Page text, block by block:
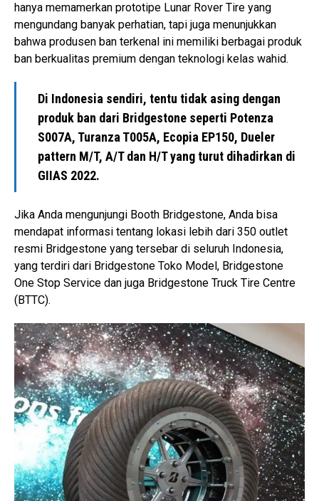
hanya memamerkan prototipe Lunar Rover Tire yang
mengundang banyak perhatian, tapi juga menunjukkan
bahwa produsen ban terkenal ini memiliki berbagai produk
ban berkualitas premium dengan teknologi kelas wahid.
Di Indonesia sendiri, tentu tidak asing dengan
produk ban dari Bridgestone seperti Potenza
S007A, Turanza T005A, Ecopia EP150, Dueler
pattern M/T, A/T dan H/T yang turut dihadirkan di
GIIAS 2022.
Jika Anda mengunjungi Booth Bridgestone, Anda bisa
mendapat informasi tentang lokasi lebih dari 350 outlet
resmi Bridgestone yang tersebar di seluruh Indonesia,
yang terdiri dari Bridgestone Toko Model, Bridgestone
One Stop Service dan juga Bridgestone Truck Tire Centre
(BTTC).